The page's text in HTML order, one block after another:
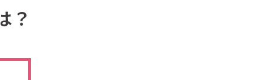
？